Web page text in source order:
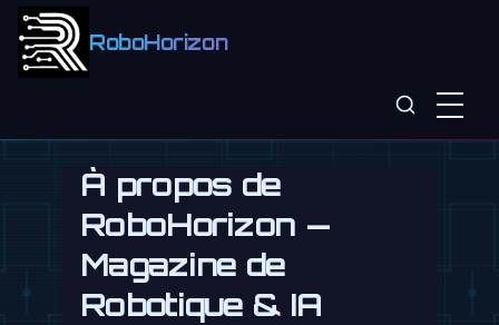
RoboHorizon
À propos de
RoboHorizon —
Magazine de
Robotique & IA